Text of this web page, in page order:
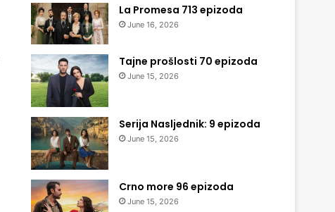
La Promesa 713 epizoda
June 16, 2026
Tajne prošlosti 70 epizoda
June 15, 2026
Serija Nasljednik: 9 epizoda
June 15, 2026
Crno more 96 epizoda
June 15, 2026